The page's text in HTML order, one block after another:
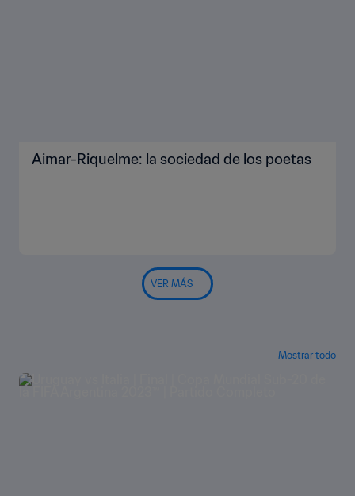
Aimar-Riquelme: la sociedad de los poetas
VER MÁS
Mostrar todo